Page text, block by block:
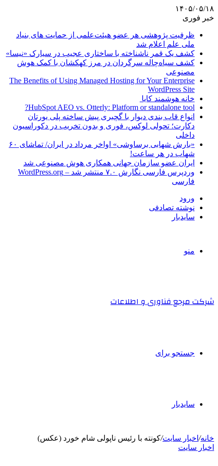
۱۴۰۵/۰۵/۱۸
خبر فوری
ظرفیت پژوهشی هر عضو هیئت‌علمی از حمایت های بنیاد
ملی علم اعلام شد
کشف یک قمر ناشناخته با ساختاری عجیب در سیارک «نیسا»
کشف سیاه‌چاله سرگردان در مرز کهکشان با کمک هوش
مصنوعی
The Benefits of Using Managed Hosting for Your Enterprise
WordPress Site
خانه هوشمند کایا
HubSpot AEO vs. Otterly: Platform or standalone tool?
انواع قاب بندی دیوار با گچبری پیش ساخته پلی یورتان
دکارت؛ تحولی لوکس، فوری و بدون تخریب در دکوراسیون
داخلی
«بارش شهابی برساوشی» اواخر مرداد در ایران/ تماشای ۶۰
شهاب در هر ساعت!
ایران عضو سازمان جهانی همکاری هوش مصنوعی شد
وردپرس فارسی نگارش ۷.۰ منتشر شد – WordPress.org
فارسی
ورود
نوشته تصادفی
سایدبار
منو
شرکت مرجع فناوری و اطلاعات
جستجو برای
سایدبار
خانه/ اخبار سایت/کونته با رئیس ناپولی‌ شام خورد (عکس)
اخبار سایت